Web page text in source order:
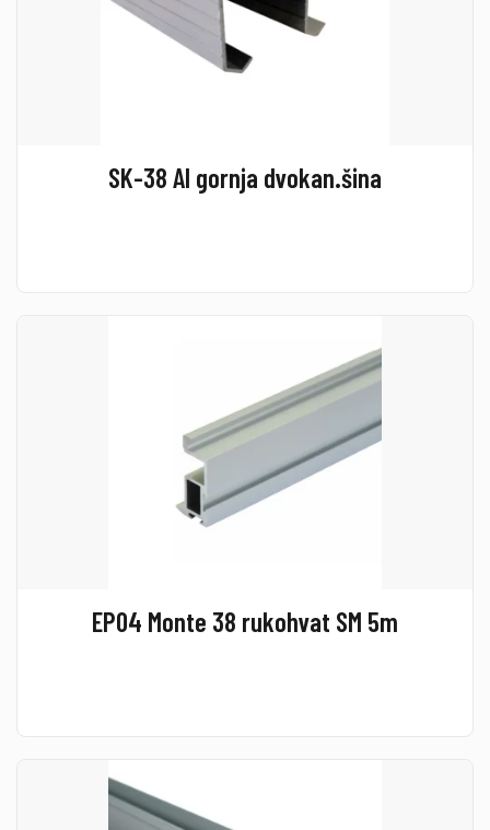
SK-38 Al gornja dvokan.šina
EP04 Monte 38 rukohvat SM 5m